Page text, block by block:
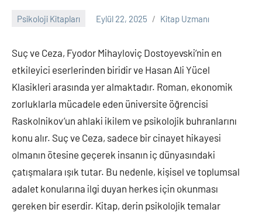
Psikoloji Kitapları Eylül 22, 2025 Kitap Uzmanı
Suç ve Ceza, Fyodor Mihayloviç Dostoyevski’nin en
etkileyici eserlerinden biridir ve Hasan Ali Yücel
Klasikleri arasında yer almaktadır. Roman, ekonomik
zorluklarla mücadele eden üniversite öğrencisi
Raskolnikov’un ahlaki ikilem ve psikolojik buhranlarını
konu alır. Suç ve Ceza, sadece bir cinayet hikayesi
olmanın ötesine geçerek insanın iç dünyasındaki
çatışmalara ışık tutar. Bu nedenle, kişisel ve toplumsal
adalet konularına ilgi duyan herkes için okunması
gereken bir eserdir. Kitap, derin psikolojik temalar